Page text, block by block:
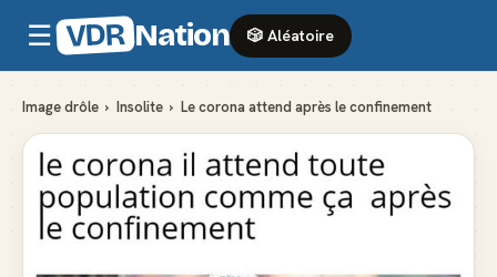
☰ VDR Nation 🎲 Aléatoire
Image drôle › Insolite › Le corona attend après le confinement